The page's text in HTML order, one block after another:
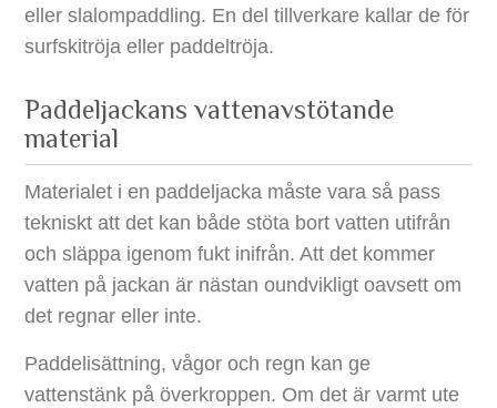
eller slalompaddling. En del tillverkare kallar de för
surfskitröja eller paddeltröja.
Paddeljackans vattenavstötande
material
Materialet i en paddeljacka måste vara så pass
tekniskt att det kan både stöta bort vatten utifrån
och släppa igenom fukt inifrån. Att det kommer
vatten på jackan är nästan oundvikligt oavsett om
det regnar eller inte.
Paddelisättning, vågor och regn kan ge
vattenstänk på överkroppen. Om det är varmt ute